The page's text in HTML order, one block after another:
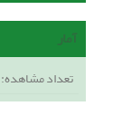
آمار
تعداد مشاهده: